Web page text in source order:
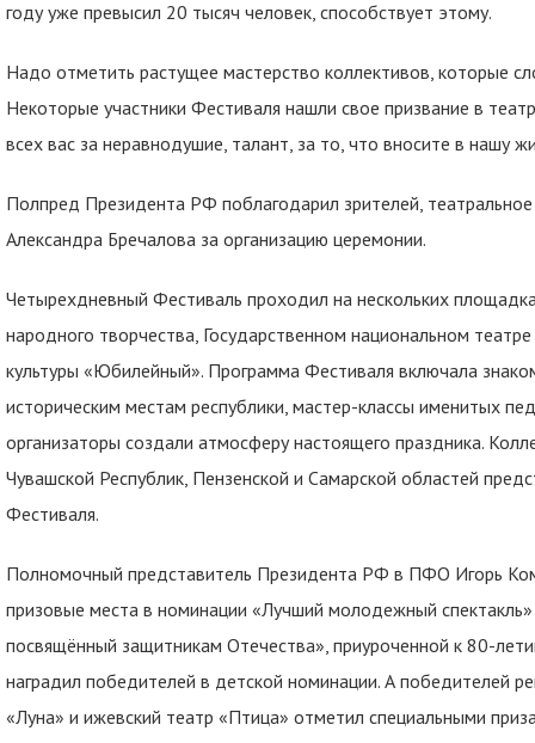
году уже превысил 20 тысяч человек, способствует этому.
Надо отметить растущее мастерство коллективов, которые
Некоторые участники Фестиваля нашли свое призвание в
всех вас за неравнодушие, талант, за то, что вносите в нашу
Полпред Президента РФ поблагодарил зрителей,
Александра Бречалова за организацию церемонии.
Четырехдневный Фестиваль проходил на нескольких
народного творчества, Государственном национальном
культуры «Юбилейный». Программа Фестиваля включала
историческим местам республики, мастер-классы именитых
организаторы создали атмосферу настоящего праздника.
Чувашской Республик, Пензенской и Самарской областей
Фестиваля.
Полномочный представитель Президента РФ в ПФО Игорь
призовые места в номинации «Лучший молодежный
посвящённый защитникам Отечества», приуроченной к 80-
наградил победителей в детской номинации. А победителей
«Луна» и ижевский театр «Птица» отметил специальными